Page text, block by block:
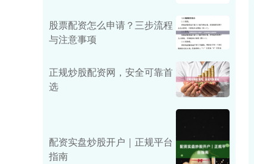
股票配资怎么申请？三步流程
与注意事项
正规炒股配资网，安全可靠首
选
配资实盘炒股开户｜正规平台
指南